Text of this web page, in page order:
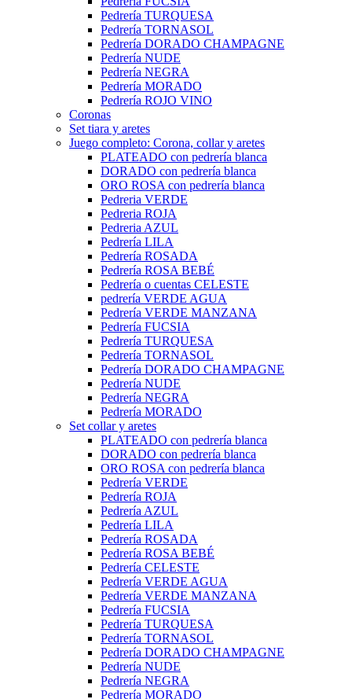
Pedrería TURQUESA
Pedrería TORNASOL
Pedrería DORADO CHAMPAGNE
Pedrería NUDE
Pedrería NEGRA
Pedrería MORADO
Pedrería ROJO VINO
Coronas
Set tiara y aretes
Juego completo: Corona, collar y aretes
PLATEADO con pedrería blanca
DORADO con pedrería blanca
ORO ROSA con pedrería blanca
Pedreria VERDE
Pedreria ROJA
Pedreria AZUL
Pedrería LILA
Pedrería ROSADA
Pedrería ROSA BEBÉ
Pedrería o cuentas CELESTE
pedrería VERDE AGUA
Pedrería VERDE MANZANA
Pedrería FUCSIA
Pedrería TURQUESA
Pedrería TORNASOL
Pedrería DORADO CHAMPAGNE
Pedrería NUDE
Pedrería NEGRA
Pedrería MORADO
Set collar y aretes
PLATEADO con pedrería blanca
DORADO con pedrería blanca
ORO ROSA con pedrería blanca
Pedrería VERDE
Pedrería ROJA
Pedrería AZUL
Pedrería LILA
Pedrería ROSADA
Pedrería ROSA BEBÉ
Pedrería CELESTE
Pedrería VERDE AGUA
Pedrería VERDE MANZANA
Pedrería FUCSIA
Pedrería TURQUESA
Pedrería TORNASOL
Pedrería DORADO CHAMPAGNE
Pedrería NUDE
Pedrería NEGRA
Pedrería MORADO